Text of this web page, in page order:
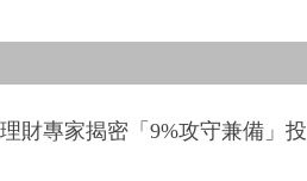
財專家揭密「9%攻守兼備」投